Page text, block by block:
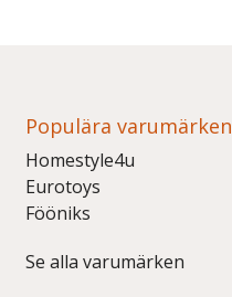
Populära varumärken
Homestyle4u
Eurotoys
Fööniks
Se alla varumärken